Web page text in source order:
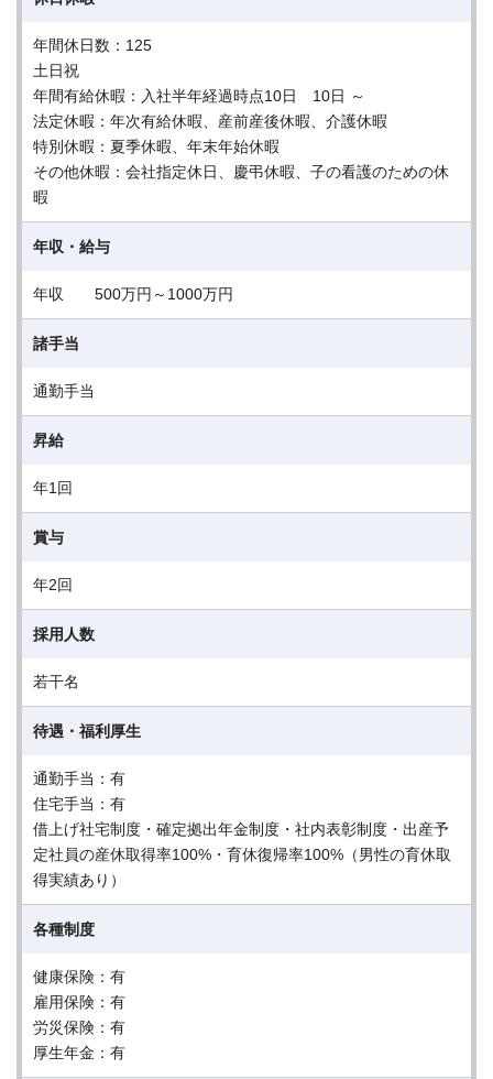
年間休日数：125
土日祝
年間有給休暇：入社半年経過時点10日 10日 ～
法定休暇：年次有給休暇、産前産後休暇、介護休暇
特別休暇：夏季休暇、年末年始休暇
その他休暇：会社指定休日、慶弔休暇、子の看護のための休
暇
年収・給与
年収 500万円～1000万円
諸手当
通勤手当
昇給
年1回
賞与
年2回
採用人数
若干名
待遇・福利厚生
通勤手当：有
住宅手当：有
借上げ社宅制度・確定拠出年金制度・社内表彰制度・出産予
定社員の産休取得率100%・育休復帰率100%（男性の育休取
得実績あり）
各種制度
健康保険：有
雇用保険：有
労災保険：有
厚生年金：有